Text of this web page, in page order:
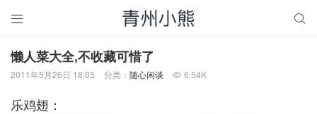
 
懒人菜大全,不收藏可惜了
2011年5月26日 18:05 分类： 随心闲谈  6.54K
乐鸡翅：­